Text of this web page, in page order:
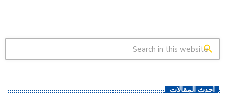
search
أحدث المقالات